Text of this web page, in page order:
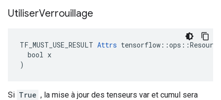
UtiliserVerrouillage
TF_MUST_USE_RESULT Attrs
  bool x
)
Si True , la mise à jour des tenseurs var et cumul sera